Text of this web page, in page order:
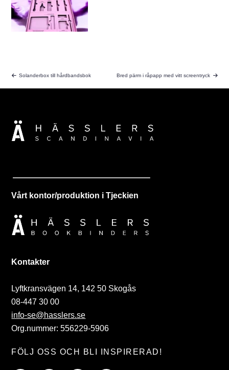
Solanderbox till hårdbandsbok Bred pärm i råpapp med vitt screentryck
Vårt kontor/produktion i Tjeckien
Kontakter
Lyftkransvägen 14, 142 50 Skogås
08-447 30 00
info-se@hasslers.se
Org.nummer: 556229-5906
FÖLJ OSS OCH BLI INSPIRERAD!